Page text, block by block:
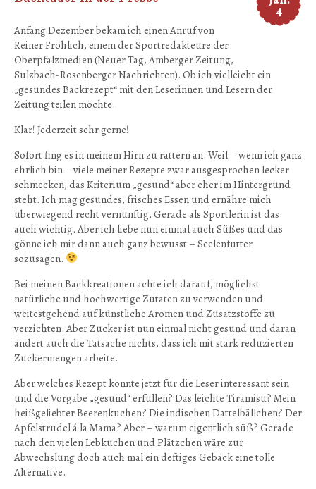
4
Anfang Dezember bekam ich einen Anruf von
Reiner Fröhlich, einem der Sportredakteure der
Oberpfalzmedien (Neuer Tag, Amberger Zeitung,
Sulzbach-Rosenberger Nachrichten). Ob ich vielleicht ein
„gesundes Backrezept“ mit den Leserinnen und Lesern der
Zeitung teilen möchte.
Klar! Jederzeit sehr gerne!
Sofort fing es in meinem Hirn zu rattern an. Weil – wenn ich ganz
ehrlich bin – viele meiner Rezepte zwar ausgesprochen lecker
schmecken, das Kriterium „gesund“ aber eher im Hintergrund
steht. Ich mag gesundes, frisches Essen und ernähre mich
überwiegend recht vernünftig. Gerade als Sportlerin ist das
auch wichtig. Aber ich liebe nun einmal auch Süßes und das
gönne ich mir dann auch ganz bewusst – Seelenfutter
sozusagen.
Bei meinen Backkreationen achte ich darauf, möglichst
natürliche und hochwertige Zutaten zu verwenden und
weitestgehend auf künstliche Aromen und Zusatzstoffe zu
verzichten. Aber Zucker ist nun einmal nicht gesund und daran
ändert auch die Tatsache nichts, dass ich mit stark reduzierten
Zuckermengen arbeite.
Aber welches Rezept könnte jetzt für die Leser interessant sein
und die Vorgabe „gesund“ erfüllen? Das leichte Tiramisu? Mein
heißgeliebter Beerenkuchen? Die indischen Dattelbällchen? Der
Apfelstrudel á la Mama? Aber – warum eigentlich süß? Gerade
nach den vielen Lebkuchen und Plätzchen wäre zur
Abwechslung doch auch mal ein deftiges Gebäck eine tolle
Alternative.